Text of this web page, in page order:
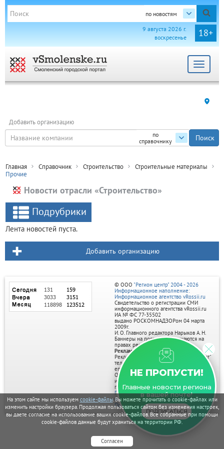
На этом сайте мы используем cookie-файлы. Вы можете прочитать о cookie-файлах или
изменить настройки браузера. Продолжая пользоваться сайтом без изменения настроек,
вы даете согласие на использование ваших cookie-файлов. Все собранные при помощи
cookie-файлов данные будут храниться на территории РФ.
Согласен
по новостям
18+
9 августа 2026 г.
воскресенье
Toggle
по
справочнику
Добавить организацию
Главная Справочник Строительство
Строительные материалы
Прочие
Новости отрасли «Строительство»
Подрубрики
Лента новостей пуста.
Добавить организацию
НЕ ПРОПУСТИ!
Главные новости региона
в вашей почте!
ПОДПИСАТЬСЯ
© ООО "Регион центр" 2004 - 2026
Информационное наполнение:
Информационное агентство vRossii.ru
Свидетельство о регистрации СМИ
информационного агентства vRossii.ru
ИА № ФС 77‑35502
выдано РОСКОМНАДЗОРом 04 марта
2009г.
И. О. Главного редактора Нарыков А. Н.
Баннеры на портале размещаются на
правах рекламы.
Реклама на портале:
Рекламное агентство "Умный маркетинг"
тел. 7-910-267-70-40,
email: umnyy.marketing@yandex.ru
Отдельные публикации могут содержать
информацию, не предназначенную для
пользователей до 18 лет.
Политика в отношении обработки
персональных данных
Политика обработки файлов cookie